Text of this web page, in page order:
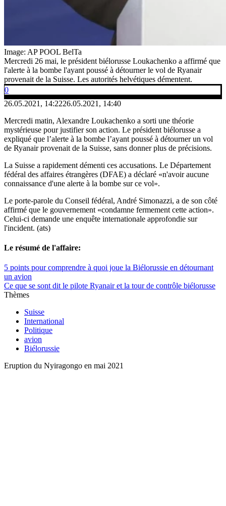
Image: AP POOL BelTa
Mercredi 26 mai, le président biélorusse Loukachenko a affirmé que
l'alerte à la bombe l'ayant poussé à détourner le vol de Ryanair
provenait de la Suisse. Les autorités helvétiques démentent.
0
26.05.2021, 14:2226.05.2021, 14:40
Mercredi matin, Alexandre Loukachenko a sorti une théorie
mystérieuse pour justifier son action. Le président biélorusse a
expliqué que l’alerte à la bombe l’ayant poussé à détourner un vol
de Ryanair provenait de la Suisse, sans donner plus de précisions.
La Suisse a rapidement démenti ces accusations. Le Département
fédéral des affaires étrangères (DFAE) a déclaré «n'avoir aucune
connaissance d'une alerte à la bombe sur ce vol».
Le porte-parole du Conseil fédéral, André Simonazzi, a de son côté
affirmé que le gouvernement «condamne fermement cette action».
Celui-ci demande une enquête internationale approfondie sur
l'incident. (ats)
Le résumé de l'affaire:
5 points pour comprendre à quoi joue la Biélorussie en détournant
un avion
Ce que se sont dit le pilote Ryanair et la tour de contrôle biélorusse
Thèmes
Suisse
International
Politique
avion
Biélorussie
Eruption du Nyiragongo en mai 2021